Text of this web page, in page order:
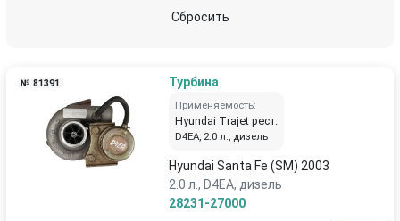
Сбросить
№ 81391 Турбина
Применяемость:
Hyundai Trajet рест.
D4EA, 2.0 л., дизель
Hyundai Santa Fe (SM) 2003
2.0 л., D4EA, дизель
28231-27000